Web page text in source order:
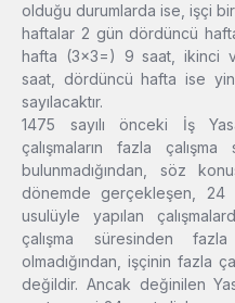
olduğu durumlarda ise, işçi
haftalar 2 gün dördüncü
hafta (3×3=) 9 saat, ikinci
saat, dördüncü hafta ise
sayılacaktır.
1475 sayılı önceki İş
çalışmaların fazla
bulunmadığından, söz
dönemde gerçekleşen, 24
usulüyle yapılan
çalışma süresinden fazla
olmadığından, işçinin fazla
değildir. Ancak değinilen